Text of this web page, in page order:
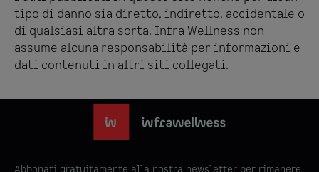
tipo di danno sia diretto, indiretto, accidentale o
di qualsiasi altra sorta. Infra Wellness non
assume alcuna responsabilità per informazioni e
dati contenuti in altri siti collegati.
Abbonati gratuitamente alla nostra newsletter per rimanere